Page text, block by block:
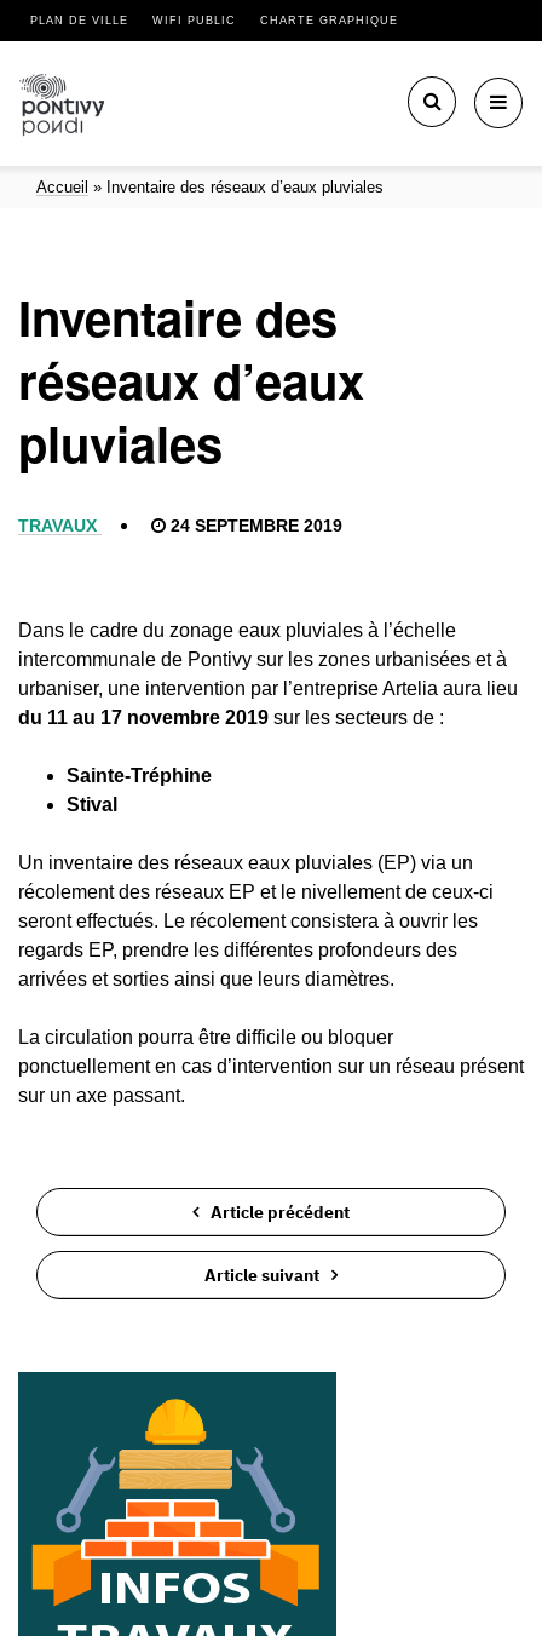
PLAN DE VILLE WIFI PUBLIC CHARTE GRAPHIQUE
Accueil » Inventaire des réseaux d’eaux pluviales
Inventaire des
réseaux d’eaux
pluviales
TRAVAUX 24 SEPTEMBRE 2019
Dans le cadre du zonage eaux pluviales à l’échelle
intercommunale de Pontivy sur les zones urbanisées et à
urbaniser, une intervention par l’entreprise Artelia aura lieu
du 11 au 17 novembre 2019 sur les secteurs de :
Sainte-Tréphine
Stival
Un inventaire des réseaux eaux pluviales (EP) via un
récolement des réseaux EP et le nivellement de ceux-ci
seront effectués. Le récolement consistera à ouvrir les
regards EP, prendre les différentes profondeurs des
arrivées et sorties ainsi que leurs diamètres.
La circulation pourra être difficile ou bloquer
ponctuellement en cas d’intervention sur un réseau présent
sur un axe passant.
Article précédent
Article suivant